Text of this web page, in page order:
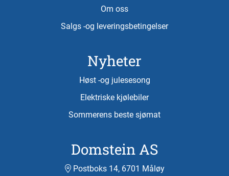
Om oss
Salgs -og leveringsbetingelser
Nyheter
Høst -og julesesong
Elektriske kjølebiler
Sommerens beste sjømat
Domstein AS
Postboks 14, 6701 Måløy